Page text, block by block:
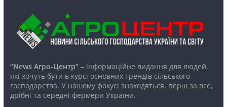
“News Агро-Центр”– інформаційне видання для людей,
які хочуть бути в курсі основних трендів сільського
господарства. У нашому фокусі знаходяться, перш за все,
дрібні та середні фермери України.